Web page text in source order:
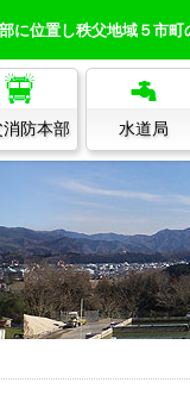
に位置し秩父地域５市
消防本部 水道局